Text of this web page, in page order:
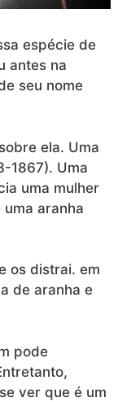
espécie de
antes na
seu nome
ela. Uma
1867). Uma
uma mulher
aranha
os distrai. em
de aranha e
pode
ver que é um